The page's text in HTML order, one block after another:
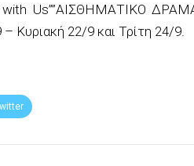
with Us””ΑΙΣΘΗΜΑΤΙΚΟ
22/9 και Τρίτη 24/9.